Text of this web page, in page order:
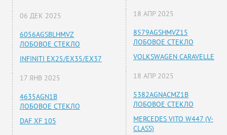
06 ДЕК 2025
6056AGSBLHMVZ
ЛОБОВОЕ СТЕКЛО
INFINITI EX25/EX35/EX37
17 ЯНВ 2025
4635AGN1B
ЛОБОВОЕ СТЕКЛО
DAF XF 105
18 АПР 2025
8579AGSHMVZ15
ЛОБОВОЕ СТЕКЛО
VOLKSWAGEN CARAVELLE
18 АПР 2025
5382AGNACMZ1B
ЛОБОВОЕ СТЕКЛО
MERCEDES VITO W447 (V-
CLASS)